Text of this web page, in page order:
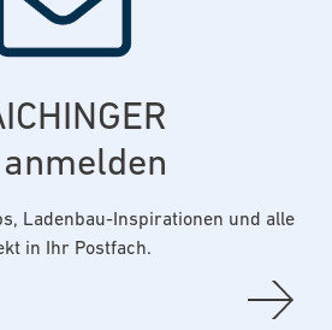
Ladenbau-Inspirationen und alle
in Ihr Postfach.